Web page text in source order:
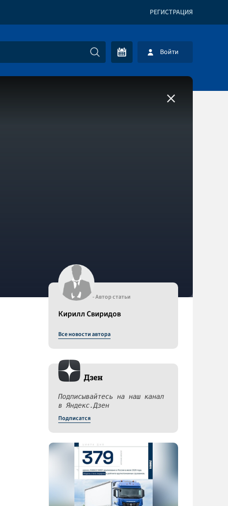
РЕГИСТРАЦИЯ
Войти
- Автор статьи
Кирилл Свиридов
Все новости автора
Дзен
Подписывайтесь на наш канал
в Яндекс.Дзен
Подписатся